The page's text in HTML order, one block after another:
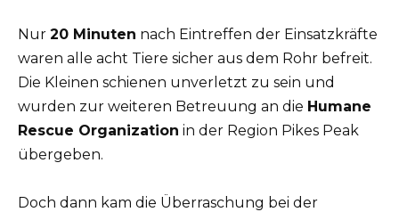
Nur 20 Minuten nach Eintreffen der Einsatzkräfte
waren alle acht Tiere sicher aus dem Rohr befreit.
Die Kleinen schienen unverletzt zu sein und
wurden zur weiteren Betreuung an die Humane
Rescue Organization in der Region Pikes Peak
übergeben.
Doch dann kam die Überraschung bei der